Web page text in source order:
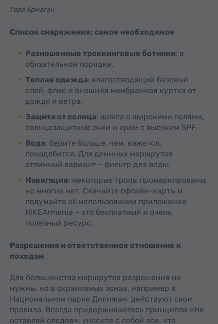
Гора Армаган
Список снаряжения: самое необходимое
Разношенные треккинговые ботинки: в
обязательном порядке.
Теплая одежда: влагоотводящий базовый
слой, флис и внешняя мембранная куртка от
дождя и ветра.
Защита от солнца: шляпа с широкими полями,
солнцезащитные очки и крем с высоким SPF.
Вода: берите больше, чем, кажется,
понадобится. Для длинных маршрутов
отличный вариант – фильтр для воды.
Навигация: некоторые тропы промаркированы,
но многие нет. Скачайте офлайн-карты и
подумайте об использовании приложения
HIKEArmenia – это бесплатный и очень
полезный ресурс.
Разрешения и ответственное отношение к
походам
Для большинства маршрутов разрешения не
нужны, но в охраняемых зонах, например в
Национальном парке Дилижан, действуют свои
правила. Всегда придерживайтесь принципов «Не
оставляй следов»: уносите с собой все, что